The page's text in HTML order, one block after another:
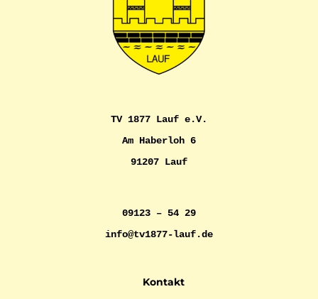
TV 1877 Lauf e.V.
Am Haberloh 6
91207 Lauf
09123 – 54 29
info@tv1877-lauf.de
Kontakt